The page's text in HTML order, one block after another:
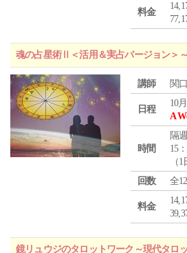
料金
魂の占星術Ⅱ＜活用＆実占バージョン＞
講師 関
日程
10
A
時間
隔
15
（
回数
全
料金
鏡リュウジのタロットワーク～現代タロ